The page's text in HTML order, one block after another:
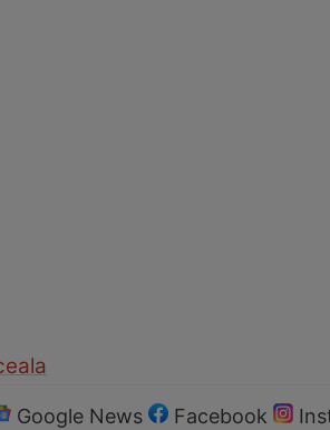
Google News Facebook